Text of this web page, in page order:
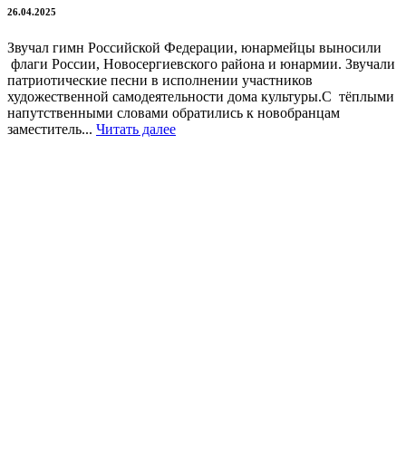
26.04.2025
Звучал гимн Российской Федерации, юнармейцы выносили
флаги России, Новосергиевского района и юнармии. Звучали
патриотические песни в исполнении участников
художественной самодеятельности дома культуры.С тёплыми
напутственными словами обратились к новобранцам
заместитель... Читать далее